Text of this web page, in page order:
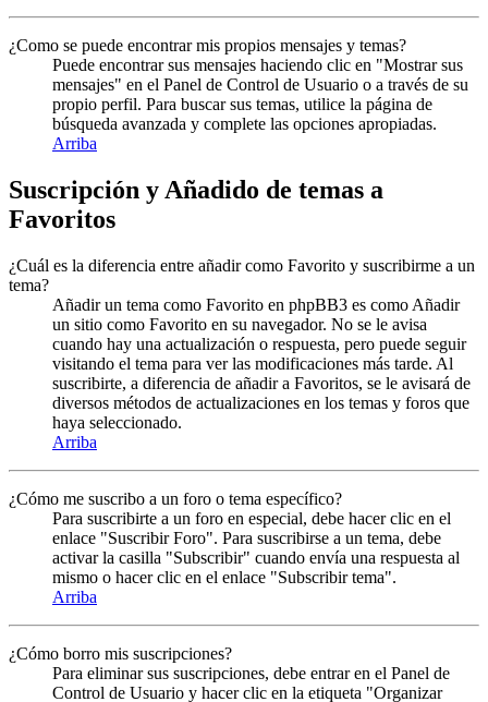
¿Como se puede encontrar mis propios mensajes y temas?
Puede encontrar sus mensajes haciendo clic en "Mostrar sus
mensajes" en el Panel de Control de Usuario o a través de su
propio perfil. Para buscar sus temas, utilice la página de
búsqueda avanzada y complete las opciones apropiadas.
Arriba
Suscripción y Añadido de temas a
Favoritos
¿Cuál es la diferencia entre añadir como Favorito y suscribirme a un
tema?
Añadir un tema como Favorito en phpBB3 es como Añadir
un sitio como Favorito en su navegador. No se le avisa
cuando hay una actualización o respuesta, pero puede seguir
visitando el tema para ver las modificaciones más tarde. Al
suscribirte, a diferencia de añadir a Favoritos, se le avisará de
diversos métodos de actualizaciones en los temas y foros que
haya seleccionado.
Arriba
¿Cómo me suscribo a un foro o tema específico?
Para suscribirte a un foro en especial, debe hacer clic en el
enlace "Suscribir Foro". Para suscribirse a un tema, debe
activar la casilla "Subscribir" cuando envía una respuesta al
mismo o hacer clic en el enlace "Subscribir tema".
Arriba
¿Cómo borro mis suscripciones?
Para eliminar sus suscripciones, debe entrar en el Panel de
Control de Usuario y hacer clic en la etiqueta "Organizar